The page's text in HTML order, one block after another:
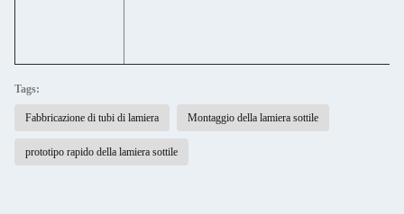
Tags:
Fabbricazione di tubi di lamiera Montaggio della lamiera sottile
prototipo rapido della lamiera sottile